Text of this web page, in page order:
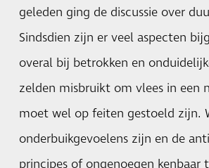
geleden ging de discussie over
Sindsdien zijn er veel aspecten
overal bij betrokken en
zelden misbruikt om vlees in
moet wel op feiten gestoeld zijn.
onderbuikgevoelens zijn en de
principes of ongenoegen kenbaar